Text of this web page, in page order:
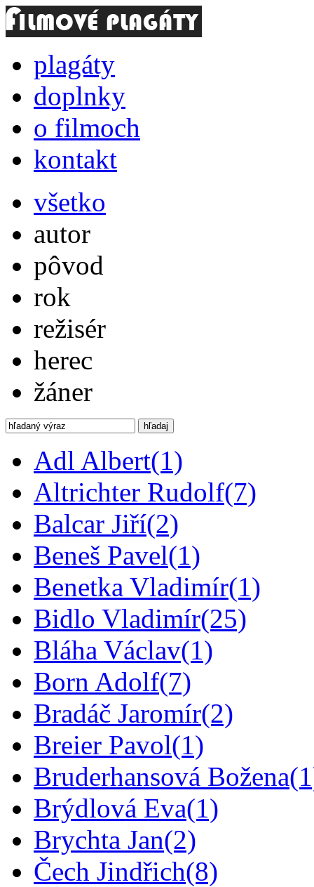
plagáty
doplnky
o filmoch
kontakt
všetko
autor
pôvod
rok
režisér
herec
žáner
hľadaj
Adl Albert(1)
Altrichter Rudolf(7)
Balcar Jiří(2)
Beneš Pavel(1)
Benetka Vladimír(1)
Bidlo Vladimír(25)
Bláha Václav(1)
Born Adolf(7)
Bradáč Jaromír(2)
Breier Pavol(1)
Bruderhansová Božena
Brýdlová Eva(1)
Brychta Jan(2)
Čech Jindřich(8)